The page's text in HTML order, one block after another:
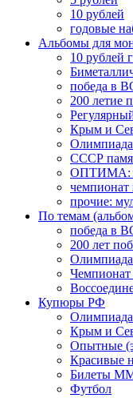
10 рублей
годовые
Альбомы для
10 рублей
победа в
200 летие
Крым и
СССР
ОПТИМА:
чемпионат
прочие:
По темам
победа в
200 лет
Чемпионат
Купюры РФ
Крым и
Опытные
Красивые
Билеты
Футбол